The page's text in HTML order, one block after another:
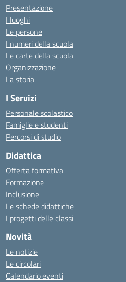
Presentazione
I luoghi
Le persone
I numeri della scuola
Le carte della scuola
Organizzazione
La storia
I Servizi
Personale scolastico
Famiglie e studenti
Percorsi di studio
Didattica
Offerta formativa
Formazione
Inclusione
Le schede didattiche
I progetti delle classi
Novità
Le notizie
Le circolari
Calendario eventi